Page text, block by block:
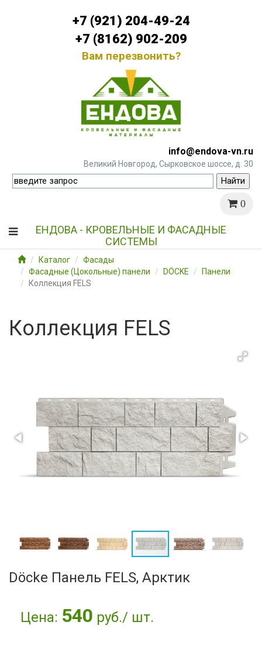
+7 (921) 204-49-24
+7 (8162) 902-209
Вам перезвонить?
info@endova-vn.ru
Великий Новгород, Сырковское шоссе, д. 30
0
ЕНДОВА - КРОВЕЛЬНЫЕ И ФАСАДНЫЕ
СИСТЕМЫ
Каталог
Фасады
Фасадные (Цокольные) панели
DÖCKE
Панели
Коллекция FELS
Коллекция FELS
Döcke Панель FELS, Арктик
Цена: 540 руб./ шт.